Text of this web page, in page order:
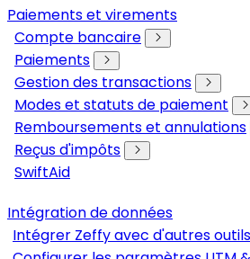
Paiements et virements
Compte bancaire
Paiements
Gestion des transactions
Modes et statuts de paiement
Remboursements et annulations
Reçus d'impôts
SwiftAid
Intégration de données
Intégrer Zeffy avec d'autres